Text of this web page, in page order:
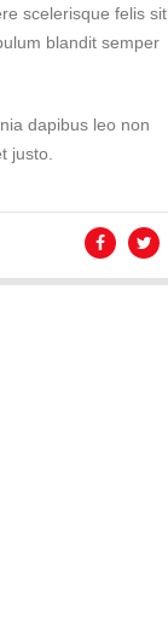
scelerisque felis sit
blandit semper
dapibus leo non
justo.